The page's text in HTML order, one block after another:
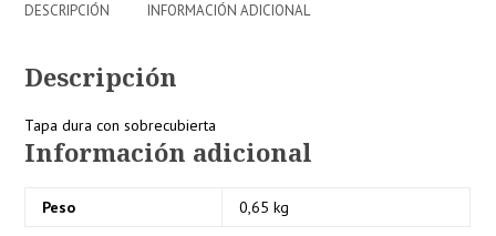
DESCRIPCIÓN INFORMACIÓN ADICIONAL
Descripción
Tapa dura con sobrecubierta
Información adicional
Peso 0,65 kg